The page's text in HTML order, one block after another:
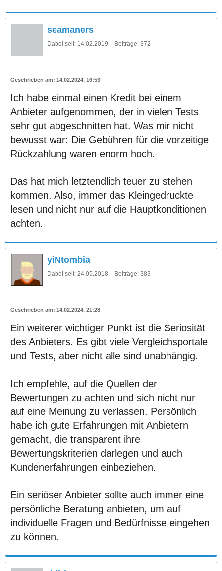
seamaners
Dabei seit: 14.02.2019 Beiträge: 372
14.02.2024, 16:53
Ich habe einmal einen Kredit bei einem
Anbieter aufgenommen, der in vielen Tests
sehr gut abgeschnitten hat. Was mir nicht
bewusst war: Die Gebühren für die vorzeitige
Rückzahlung waren enorm hoch.
Das hat mich letztendlich teuer zu stehen
kommen. Also, immer das Kleingedruckte
lesen und nicht nur auf die Hauptkonditionen
achten.
yiNtombia
Dabei seit: 24.05.2018 Beiträge: 383
14.02.2024, 21:28
Ein weiterer wichtiger Punkt ist die Seriosität
des Anbieters. Es gibt viele Vergleichsportale
und Tests, aber nicht alle sind unabhängig.
Ich empfehle, auf die Quellen der
Bewertungen zu achten und sich nicht nur
auf eine Meinung zu verlassen. Persönlich
habe ich gute Erfahrungen mit Anbietern
gemacht, die transparent ihre
Bewertungskriterien darlegen und auch
Kundenerfahrungen einbeziehen.
Ein seriöser Anbieter sollte auch immer eine
persönliche Beratung anbieten, um auf
individuelle Fragen und Bedürfnisse eingehen
zu können.